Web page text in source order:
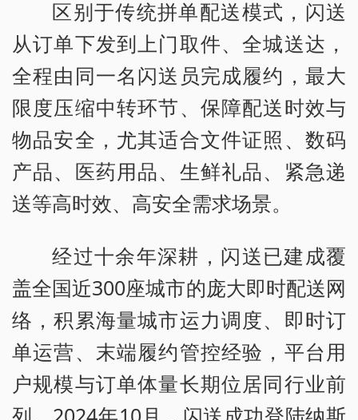
区别于传统拼单配送模式，闪送
从订单下发到上门取件、全城送达，
全程由同一名闪送员完成履约，最大
限度压缩中转环节、保障配送时效与
物品安全，尤其适合文件证照、数码
产品、医药用品、生鲜礼品、紧急递
送等高时效、高安全需求场景。
经过十余年深耕，闪送已建成覆
盖全国近300座城市的庞大即时配送网
络，积累海量城市运力调度、即时订
单运营、末端履约管控经验，平台用
户规模与订单体量长期位居同行业前